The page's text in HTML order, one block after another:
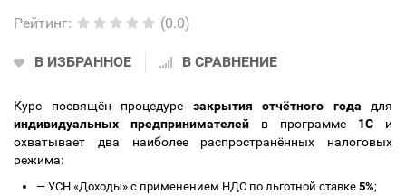
Рейтинг: (0.0)
В ИЗБРАННОЕ В СРАВНЕНИЕ
Курс посвящён процедуре закрытия отчётного года для
индивидуальных предпринимателей в программе 1С и
охватывает два наиболее распространённых налоговых
режима:
— УСН «Доходы» с применением НДС по льготной ставке 5%;